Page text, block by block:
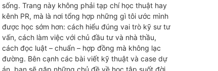
sống. Trang này không phải tạp chí học thuật hay
kênh PR, mà là nơi tổng hợp những gì tôi ước mình
được học sớm hơn: cách hiểu đúng vai trò kỹ sư tư
vấn, cách làm việc với chủ đầu tư và nhà thầu,
cách đọc luật – chuẩn – hợp đồng mà không lạc
đường. Bên cạnh các bài viết kỹ thuật và case dự